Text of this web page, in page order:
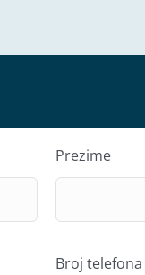
Prezime
Broj telefona